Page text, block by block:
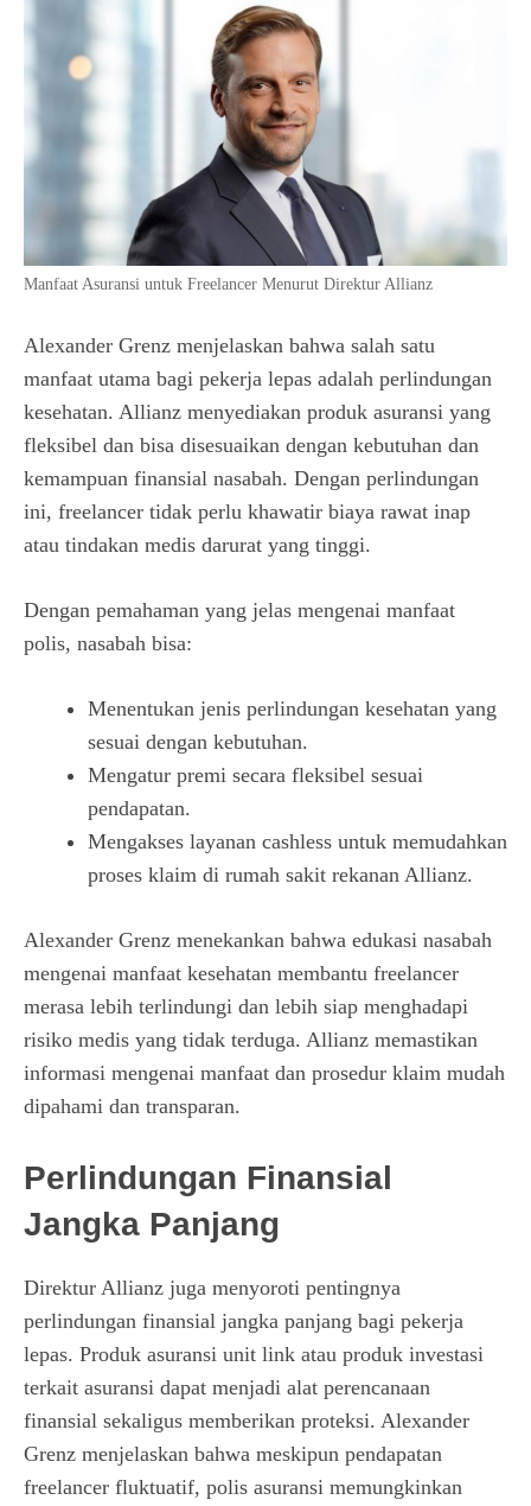
Manfaat Asuransi untuk Freelancer Menurut Direktur Allianz
Alexander Grenz menjelaskan bahwa salah satu
manfaat utama bagi pekerja lepas adalah perlindungan
kesehatan. Allianz menyediakan produk asuransi yang
fleksibel dan bisa disesuaikan dengan kebutuhan dan
kemampuan finansial nasabah. Dengan perlindungan
ini, freelancer tidak perlu khawatir biaya rawat inap
atau tindakan medis darurat yang tinggi.
Dengan pemahaman yang jelas mengenai manfaat
polis, nasabah bisa:
Menentukan jenis perlindungan kesehatan yang
sesuai dengan kebutuhan.
Mengatur premi secara fleksibel sesuai
pendapatan.
Mengakses layanan cashless untuk memudahkan
proses klaim di rumah sakit rekanan Allianz.
Alexander Grenz menekankan bahwa edukasi nasabah
mengenai manfaat kesehatan membantu freelancer
merasa lebih terlindungi dan lebih siap menghadapi
risiko medis yang tidak terduga. Allianz memastikan
informasi mengenai manfaat dan prosedur klaim mudah
dipahami dan transparan.
Perlindungan Finansial
Jangka Panjang
Direktur Allianz juga menyoroti pentingnya
perlindungan finansial jangka panjang bagi pekerja
lepas. Produk asuransi unit link atau produk investasi
terkait asuransi dapat menjadi alat perencanaan
finansial sekaligus memberikan proteksi. Alexander
Grenz menjelaskan bahwa meskipun pendapatan
freelancer fluktuatif, polis asuransi memungkinkan